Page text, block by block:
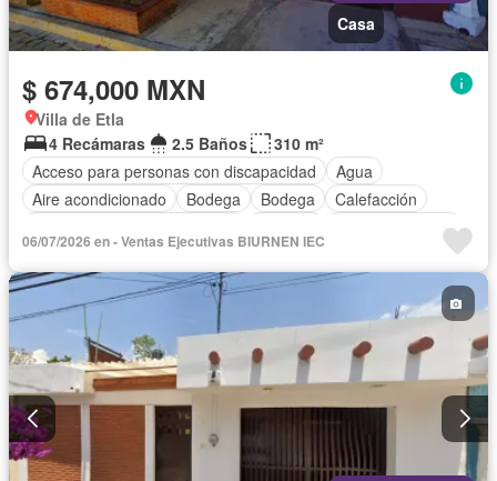
Casa
$ 674,000 MXN
Villa de Etla
4 Recámaras
2.5 Baños
310 m²
Acceso para personas con discapacidad
Agua
Aire acondicionado
Bodega Bodega
Calefacción
Cocina equipada
Cocina integral
Cuarto de Limpieza
Cuarto de servicio
Elevador
Estacionamiento
Gas natural
Recámara con closet
Seguridad
Televisión por cable
Vista panorámica
Wifi Sin amueblar
06/07/2026 en - Ventas Ejecutivas BIURNEN IEC